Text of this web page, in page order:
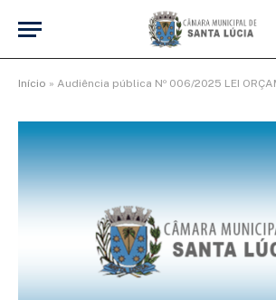
Início » Audiência pública Nº 006/2025 LEI ORÇAMENTÁRIA ANUAL